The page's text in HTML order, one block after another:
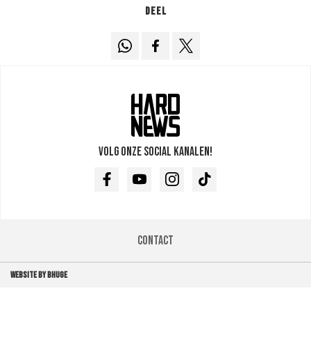
Deel
Volg onze social kanalen!
FacebookYoutubeInstagramTikTok
Contact
WEBSITE BY BHUGE